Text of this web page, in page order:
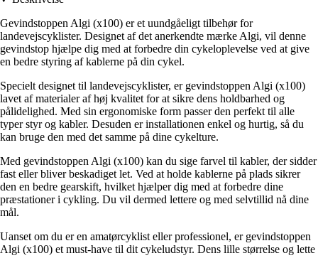
Gevindstoppen Algi (x100) er et uundgåeligt tilbehør for
landevejscyklister. Designet af det anerkendte mærke Algi, vil denne
gevindstop hjælpe dig med at forbedre din cykeloplevelse ved at give
en bedre styring af kablerne på din cykel.
Specielt designet til landevejscyklister, er gevindstoppen Algi (x100)
lavet af materialer af høj kvalitet for at sikre dens holdbarhed og
pålidelighed. Med sin ergonomiske form passer den perfekt til alle
typer styr og kabler. Desuden er installationen enkel og hurtig, så du
kan bruge den med det samme på dine cykelture.
Med gevindstoppen Algi (x100) kan du sige farvel til kabler, der sidder
fast eller bliver beskadiget let. Ved at holde kablerne på plads sikrer
den en bedre gearskift, hvilket hjælper dig med at forbedre dine
præstationer i cykling. Du vil dermed lettere og med selvtillid nå dine
mål.
Uanset om du er en amatørcyklist eller professionel, er gevindstoppen
Algi (x100) et must-have til dit cykeludstyr. Dens lille størrelse og lette